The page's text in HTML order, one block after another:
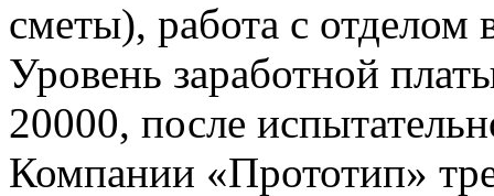
сметы), работа с отделом
Уровень заработной
20000, после
Компании «Прототип»